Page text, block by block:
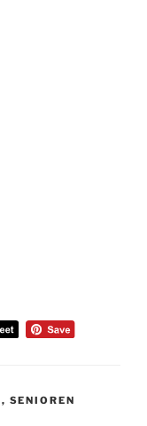
, SENIOREN